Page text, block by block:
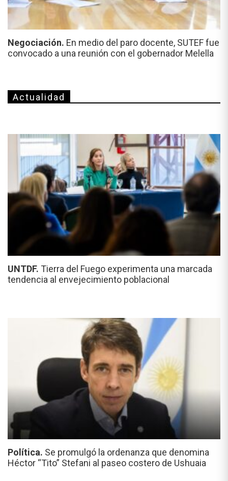
Negociación. En medio del paro docente, SUTEF fue
convocado a una reunión con el gobernador Melella
Actualidad
UNTDF. Tierra del Fuego experimenta una marcada
tendencia al envejecimiento poblacional
Política. Se promulgó la ordenanza que denomina
Héctor “Tito” Stefani al paseo costero de Ushuaia